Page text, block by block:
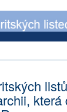
která